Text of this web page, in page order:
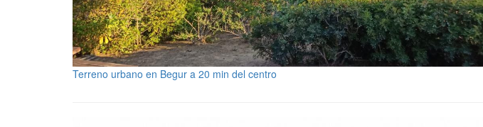
Terreno urbano en Begur a 20 min del centro